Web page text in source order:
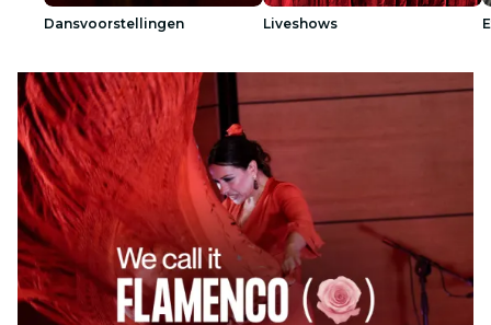
Dansvoorstellingen Liveshows